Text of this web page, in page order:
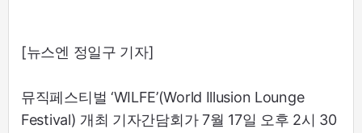
[뉴스엔 정일구 기자]
뮤직페스티벌 ‘WILFE’(World Illusion Lounge
Festival) 개최 기자간담회가 7월 17일 오후 2시 30